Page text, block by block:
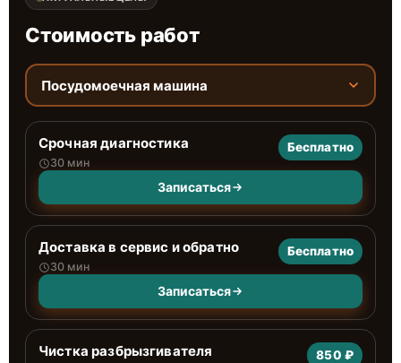
Стоимость работ
Посудомоечная машина
Срочная диагностика
30 мин
Бесплатно
Записаться
Доставка в сервис и обратно
30 мин
Бесплатно
Записаться
Чистка разбрызгивателя 850 ₽